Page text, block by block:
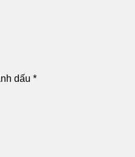
dấu *